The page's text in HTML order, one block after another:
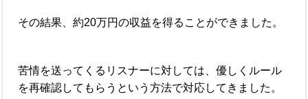
その結果、約20万円の収益を得ることができました。
苦情を送ってくるリスナーに対しては、優しくルール
を再確認してもらうという方法で対応してきました。